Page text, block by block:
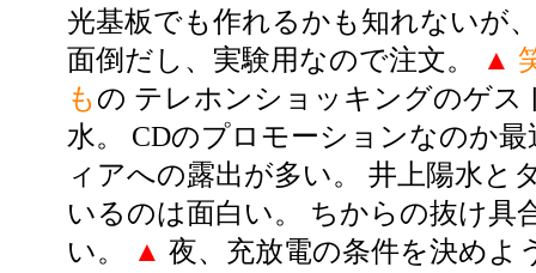
光基板でも作れるかも知れないが
面倒だし、実験用なので注文。
▲
もの テレホンショッキングのゲス
水。 CDのプロモーションなのか
ィアへの露出が多い。 井上陽水と
いるのは面白い。 ちからの抜け具
い。
▲ 夜、充放電の条件を決めよ